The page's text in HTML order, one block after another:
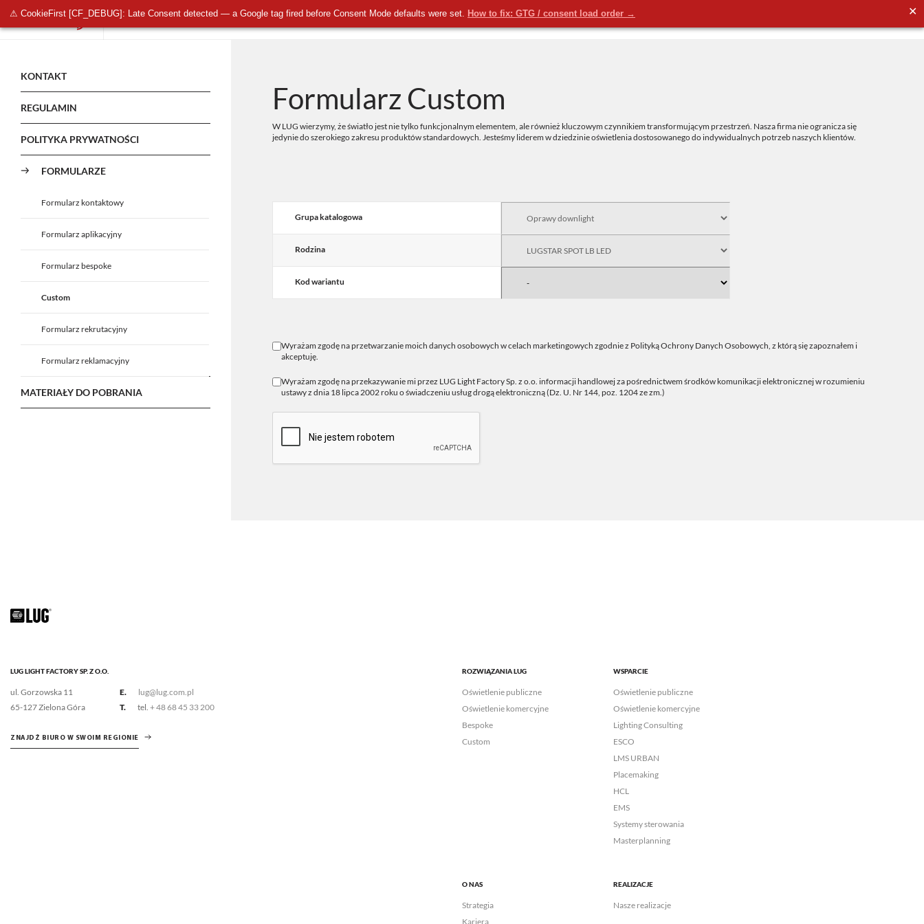
⚠ CookieFirst [CF_DEBUG]: Late Consent detected — a Google tag fired before Consent Mode defaults were set. How to fix: GTG / consent load order → ✕
OŚWIETLENIE KOMERCYJNE
KONTAKT
REGULAMIN
POLITYKA PRYWATNOŚCI
FORMULARZE
Formularz kontaktowy
Formularz aplikacyjny
Formularz bespoke
Custom
Formularz rekrutacyjny
Formularz reklamacyjny
MATERIAŁY DO POBRANIA
Formularz Custom
W LUG wierzymy, że światło jest nie tylko funkcjonalnym elementem, ale również kluczowym czynnikiem transformującym przestrzeń. Nasza firma nie ogranicza się
jedynie do szerokiego zakresu produktów standardowych. Jesteśmy liderem w dziedzinie oświetlenia dostosowanego do indywidualnych potrzeb naszych klientów.
Grupa katalogowa
Rodzina
Kod wariantu
Wyrażam zgodę na przetwarzanie moich danych osobowych w celach marketingowych zgodnie z Polityką Ochrony Danych Osobowych, z którą się zapoznałem i
akceptuję.
Wyrażam zgodę na przekazywanie mi przez LUG Light Factory Sp. z o.o. informacji handlowej za pośrednictwem środków komunikacji elektronicznej w rozumieniu
ustawy z dnia 18 lipca 2002 roku o świadczeniu usług drogą elektroniczną (Dz. U. Nr 144, poz. 1204 ze zm.)
LUG LIGHT FACTORY SP. Z O.O.
ul. Gorzowska 11
65-127 Zielona Góra
E.
lug@lug.com.pl
T.
tel. + 48 68 45 33 200
ZNAJDŹ BIURO W SWOIM REGIONIE
ROZWIĄZANIA LUG
Oświetlenie publiczne
Oświetlenie komercyjne
Bespoke
Custom
WSPARCIE
Oświetlenie publiczne
Oświetlenie komercyjne
Lighting Consulting
ESCO
LMS URBAN
Placemaking
HCL
EMS
Systemy sterowania
Masterplanning
O NAS
Strategia
Kariera
REALIZACJE
Nasze realizacje